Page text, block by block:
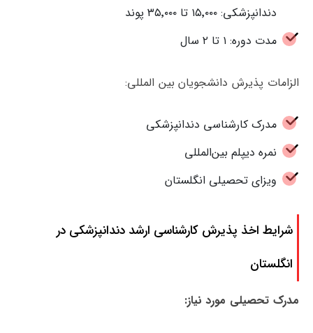
دندانپزشکی: ۱۵٬۰۰۰ تا ۳۵٬۰۰۰ پوند
مدت دوره: ۱ تا ۲ سال
الزامات پذیرش دانشجویان بین المللی:
مدرک کارشناسی دندانپزشکی
نمره دیپلم بین‌المللی
ویزای تحصیلی انگلستان
شرایط اخذ پذیرش کارشناسی ارشد دندانپزشکی در
انگلستان
مدرک تحصیلی مورد نیاز: